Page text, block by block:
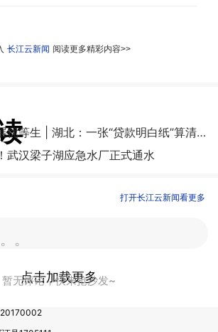
长江云新闻 阅读更多精彩内容>>
争当高质量发展优等生 | 湖北：一张“贷款明白纸”算清融资成本账
武汉梁子湖应急水厂正式通水
打开长江云新闻看更多
。
暂无评论，快来抢沙发~
点击加载更多